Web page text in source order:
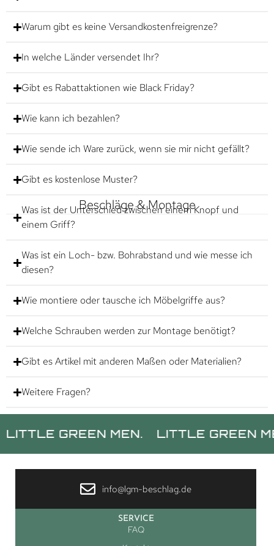
Warum gibt es keine Versandkostenfreigrenze?
In welche Länder versendet Ihr?
Gibt es Rabattaktionen wie Black Friday?
Wie kann ich bezahlen?
Wie sende ich Ware zurück, wenn sie mir nicht gefällt?
Gibt es kostenlose Muster?
Beschläge & Montage
Was ist der Unterschied zwischen einem Knopf und
einem Griff?
Was ist ein Loch- bzw. Bohrabstand und wie messe ich
diesen?
Wie montiere oder tausche ich Möbelgriffe aus?
Welche Schrauben werden zur Montage benötigt?
Gibt es Artikel mit anderen Maßen oder Materialien?
Weitere Fragen?
GREEN MEN. LITTLE GREEN MEN.
info@lgm-beschlag.de
SERVICE
FAQ